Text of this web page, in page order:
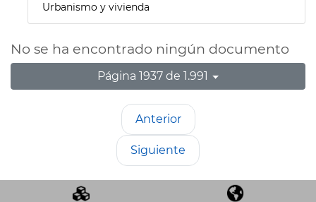
Urbanismo y vivienda
No se ha encontrado ningún documento
Página 1937 de 1.991
Anterior
Siguiente